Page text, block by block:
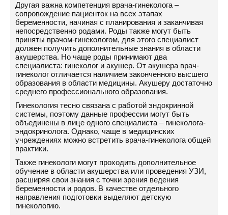
Другая важна компетенция врача-гинеколога –
сопровождение пациенток на всех этапах
беременности, начиная с планирования и заканчивая
непосредственно родами. Роды также могут быть
приняты врачом-гинекологом, для этого специалист
должен получить дополнительные знания в области
акушерства. Но чаще роды принимают два
специалиста: гинеколог и акушер. От акушера врач-
гинеколог отличается наличием законченного высшего
образования в области медицины. Акушеру достаточно
среднего профессионального образования.
Гинекология тесно связана с работой эндокринной
системы, поэтому данные профессии могут быть
объединены в лице одного специалиста – гинеколога-
эндокринолога. Однако, чаще в медицинских
учреждениях можно встретить врача-гинеколога общей
практики.
Также гинекологи могут проходить дополнительное
обучение в области акушерства или проведения УЗИ,
расширяя свои знания с точки зрения ведения
беременности и родов. В качестве отдельного
направления подготовки выделяют детскую
гинекологию.